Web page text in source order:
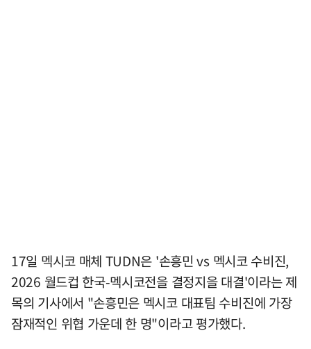
17일 멕시코 매체 TUDN은 '손흥민 vs 멕시코 수비진,
2026 월드컵 한국-멕시코전을 결정지을 대결'이라는 제
목의 기사에서 "손흥민은 멕시코 대표팀 수비진에 가장
잠재적인 위협 가운데 한 명"이라고 평가했다.